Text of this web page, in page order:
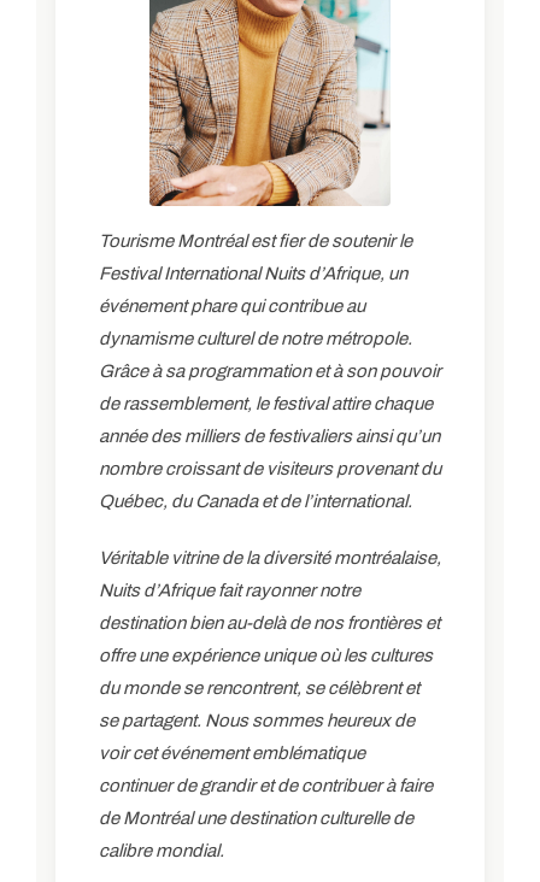
Tourisme Montréal est fier de soutenir le
Festival International Nuits d’Afrique, un
événement phare qui contribue au
dynamisme culturel de notre métropole.
Grâce à sa programmation et à son pouvoir
de rassemblement, le festival attire chaque
année des milliers de festivaliers ainsi qu’un
nombre croissant de visiteurs provenant du
Québec, du Canada et de l’international.
Véritable vitrine de la diversité montréalaise,
Nuits d’Afrique fait rayonner notre
destination bien au-delà de nos frontières et
offre une expérience unique où les cultures
du monde se rencontrent, se célèbrent et
se partagent. Nous sommes heureux de
voir cet événement emblématique
continuer de grandir et de contribuer à faire
de Montréal une destination culturelle de
calibre mondial.